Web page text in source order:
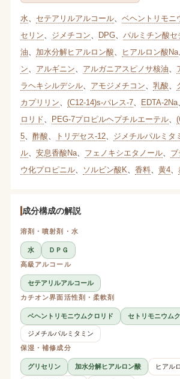
水 セテアリルアルコール、 ベヘントリモニ
セリン
ジメチコン DPG、 パルミチン酸セ
油
加水分解ヒアルロン酸 ヒアルロン酸Na
ン
アルギニン アルガニアスピノサ核油
ラヘキシルデシル、 アモジメチコン 乳酸
カプリリン
(C12-14)s-パレス-7、 EDTA-2Na
ロリド
PEG-7プロピルヘプチルエーテル、
5、 酢酸 トリデセス-12、 ジメチルパルミタ
ル、 安息香酸Na、 フェノキシエタノール、
ウ化プロピニル、 ソルビン酸K 香料、 黄4、
成分構成の解説
溶剤・噴射剤・水
水
ＤＰＧ
高級アルコール
セテアリルアルコール
カチオン界面活性剤・柔軟剤
ベヘントリモニウムクロリド セトリモニウム
ジメチルパルミタミン
保湿・補修成分
グリセリン 加水分解ヒアルロン酸 ヒアル